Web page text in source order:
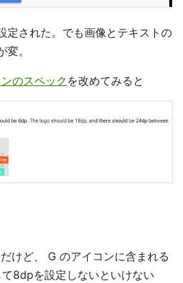
定された。でも画像とテキストの
。
のスペック を改めてみると
けど、 G のアイコンに含まれる
8dpを設定しないといけない